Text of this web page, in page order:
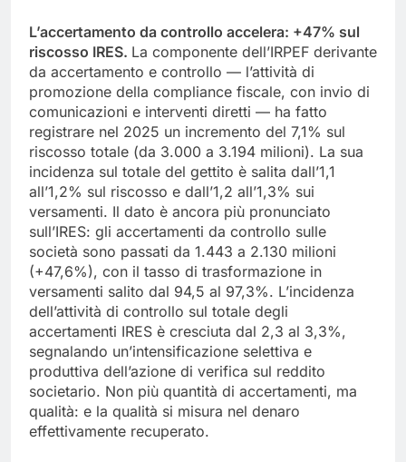
L’accertamento da controllo accelera: +47% sul
riscosso IRES. La componente dell’IRPEF derivante
da accertamento e controllo — l’attività di
promozione della compliance fiscale, con invio di
comunicazioni e interventi diretti — ha fatto
registrare nel 2025 un incremento del 7,1% sul
riscosso totale (da 3.000 a 3.194 milioni). La sua
incidenza sul totale del gettito è salita dall’1,1
all’1,2% sul riscosso e dall’1,2 all’1,3% sui
versamenti. Il dato è ancora più pronunciato
sull’IRES: gli accertamenti da controllo sulle
società sono passati da 1.443 a 2.130 milioni
(+47,6%), con il tasso di trasformazione in
versamenti salito dal 94,5 al 97,3%. L’incidenza
dell’attività di controllo sul totale degli
accertamenti IRES è cresciuta dal 2,3 al 3,3%,
segnalando un’intensificazione selettiva e
produttiva dell’azione di verifica sul reddito
societario. Non più quantità di accertamenti, ma
qualità: e la qualità si misura nel denaro
effettivamente recuperato.